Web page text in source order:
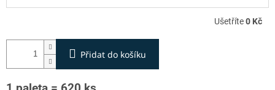
Ušetříte0 Kč
Přidat do košíku